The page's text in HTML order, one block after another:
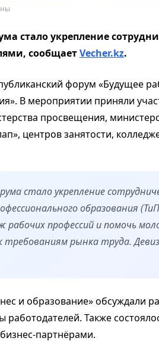
стало укрепление
сообщаетVecher.kz.
форум «Будущее
В мероприятии приняли
просвещения,
центров занятости,
стало укрепление
образования
профессий и помочь
требованиям рынка труда.
и образование» обсуждали
работодателей. Также
партнёрами.